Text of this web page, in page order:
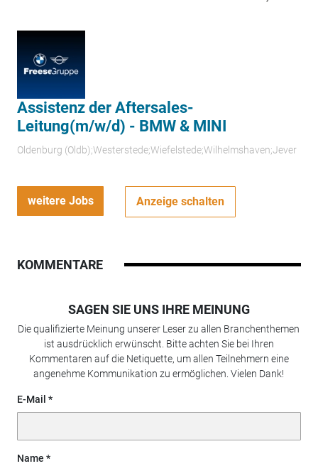
Assistenz der Aftersales-
Leitung(m/w/d) - BMW & MINI
Oldenburg (Oldb);Westerstede;Wiefelstede;Wilhelmshaven;Jever
weitere Jobs Anzeige schalten
KOMMENTARE
SAGEN SIE UNS IHRE MEINUNG
Die qualifizierte Meinung unserer Leser zu allen Branchenthemen
ist ausdrücklich erwünscht. Bitte achten Sie bei Ihren
Kommentaren auf die Netiquette, um allen Teilnehmern eine
angenehme Kommunikation zu ermöglichen. Vielen Dank!
E-Mail
Name